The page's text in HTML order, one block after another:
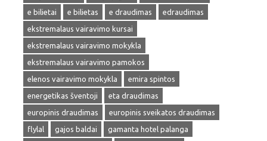
e bilietai
e bilietas e draudimas
edraudimas
ekstremalaus vairavimo kursai
ekstremalaus vairavimo mokykla
ekstremalaus vairavimo pamokos
elenos vairavimo mokykla
emira spintos
energetikas šventoji
eta draudimas
europinis draudimas
europinis sveikatos draudimas
flylal
gajos baldai
gamanta hotel palanga